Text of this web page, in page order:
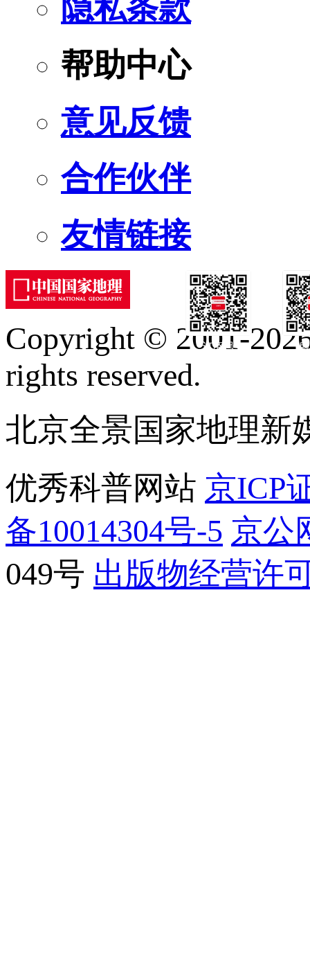
隐私条款
帮助中心
意见反馈
合作伙伴
友情链接
订阅号
Copyright © 2001-
rights reserved.
北京全景国家地理新
优秀科普网站 京ICP
备10014304号-5 京公
049号 出版物经营许